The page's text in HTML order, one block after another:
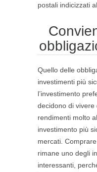
postali indicizzati
Quello delle
investimenti più
l’investimento
decidono di
rendimenti molto
investimento più
mercati.
rimane uno degli
interessanti,